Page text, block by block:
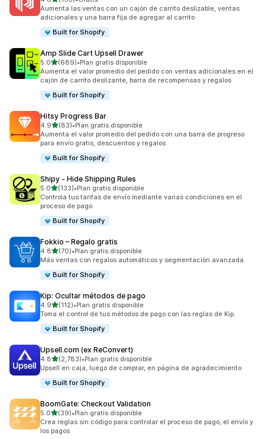
193 reseñas en total
Aumenta las ventas con un cajón de carrito deslizable, ventas
adicionales y una barra fija de agregar al carrito
Built for Shopify
Amp Slide Cart Upsell Drawer
5.0de 5 estrellas
(689)
689 reseñas en total
•Plan gratis disponible
Aumenta el valor promedio del pedido con ventas adicionales en el
cajón de carrito deslizante, barra de recompensas y regalos
Built for Shopify
Hitsy Progress Bar
4.9de 5 estrellas
(83)
83 reseñas en total
•Plan gratis disponible
Aumenta el valor promedio del pedido con una barra de progreso
para envío gratis, descuentos y regalos
Built for Shopify
Shipy ‑ Hide Shipping Rules
5.0de 5 estrellas
(133)
133 reseñas en total
•Plan gratis disponible
Controla tus tarifas de envío mediante varias condiciones en el
proceso de pago
Built for Shopify
Fokkio – Regalo gratis
4.8de 5 estrellas
(70)
70 reseñas en total
•Plan gratis disponible
Más ventas con regalos automáticos y segmentación avanzada.
Built for Shopify
Kip: Ocultar métodos de pago
4.9de 5 estrellas
(112)
112 reseñas en total
•Plan gratis disponible
Toma el control de tus métodos de pago con las reglas de Kip.
Built for Shopify
Upsell.com (ex ReConvert)
4.8de 5 estrellas
(2,783)
2783 reseñas en total
•Plan gratis disponible
Upsell en caja, luego de comprar, en página de agradecimiento
Built for Shopify
BoomGate: Checkout Validation
5.0de 5 estrellas
(39)
39 reseñas en total
•Plan gratis disponible
Crea reglas sin código para controlar el proceso de pago, el envío y
los pagos